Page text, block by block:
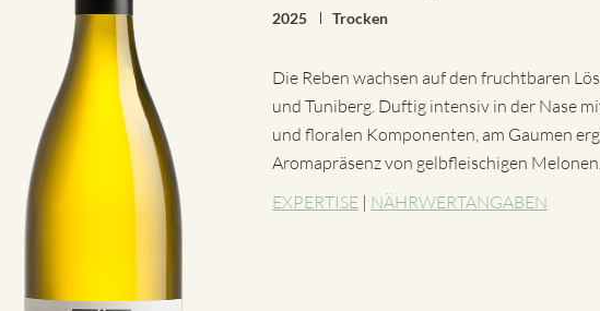
2025 Trocken
Die Reben wachsen auf den fruchtbaren
und Tuniberg. Duftig intensiv in der Nase
und floralen Komponenten, am Gaumen
Aromapräsenz von gelbfleischigen
EXPERTISE | NÄHRWERTANGABEN